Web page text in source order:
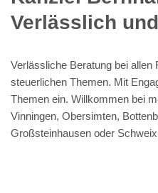
Verlässlich
Verlässliche Beratung bei allen
steuerlichen Themen. Mit
Themen ein. Willkommen bei
Vinningen, Obersimten,
Großsteinhausen oder